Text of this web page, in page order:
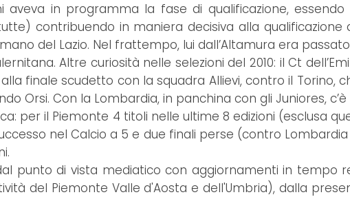
aveva in programma la fase di qualificazione,
contribuendo in maniera decisiva alla qualificazione
del Lazio. Nel frattempo, lui dall’Altamura era
Altre curiosità nelle selezioni del 2010: il Ct
alla finale scudetto con la squadra Allievi, contro il
Orsi. Con la Lombardia, in panchina con gli Juniores,
per il Piemonte 4 titoli nelle ultime 8 edizioni (esclusa
nel Calcio a 5 e due finali perse (contro
punto di vista mediatico con aggiornamenti in tempo
del Piemonte Valle d'Aosta e dell'Umbria), dalla